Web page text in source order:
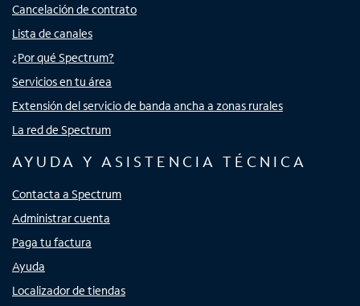
Cancelación de contrato
Lista de canales
¿Por qué Spectrum?
Servicios en tu área
Extensión del servicio de banda ancha a zonas rurales
La red de Spectrum
AYUDA Y ASISTENCIA TÉCNICA
Contacta a Spectrum
Administrar cuenta
Paga tu factura
Ayuda
Localizador de tiendas